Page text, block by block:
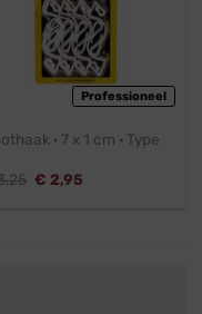
Professioneel
· 7 x 1 cm · Type
Oorspronkelijke
€ 2,95